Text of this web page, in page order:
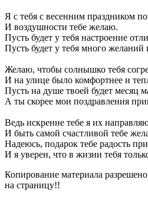
Я с тебя с весенним праздником
И воздушности тебе желаю.
Пусть будет у тебя настроение
Пусть будет у тебя много желаний
Желаю, чтобы солнышко тебя
И на улице было комфортнее и
Пусть на душе твоей будет месяц
А ты скорее мои поздравления
Ведь искренне тебе я их
И быть самой счастливой тебе
Надеюсь, подарок тебе радость
И я уверен, что в жизни тебя
Копирование материала
на страницу!!